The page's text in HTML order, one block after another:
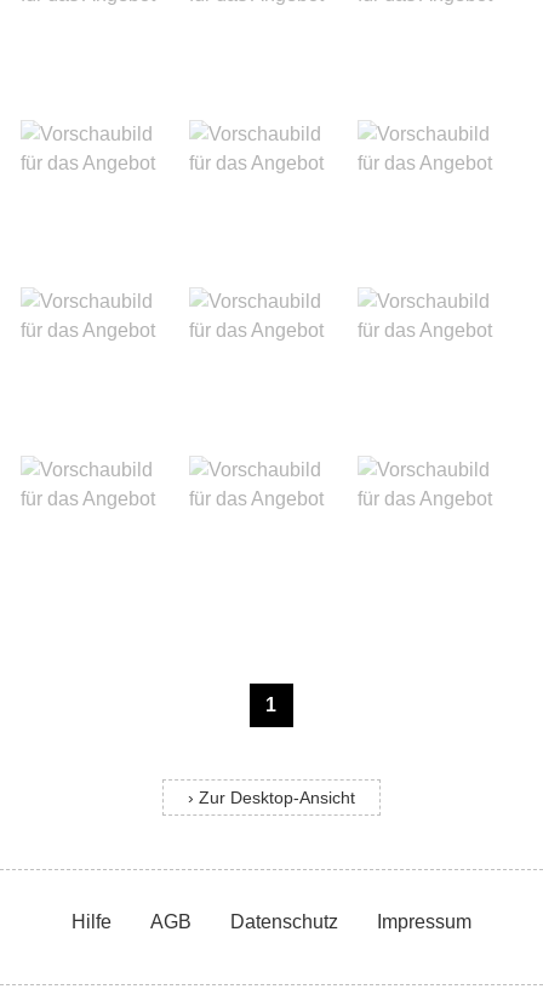
1
› Zur Desktop-Ansicht
Hilfe AGB Datenschutz Impressum